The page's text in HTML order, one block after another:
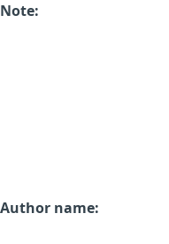
Note:
Author name: